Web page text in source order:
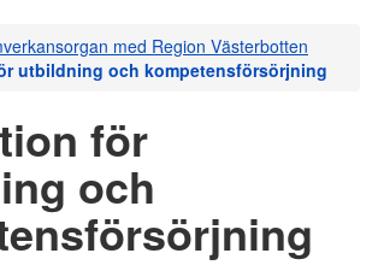
med Region Västerbotten
utbildning och kompetensförsörjning
för
och